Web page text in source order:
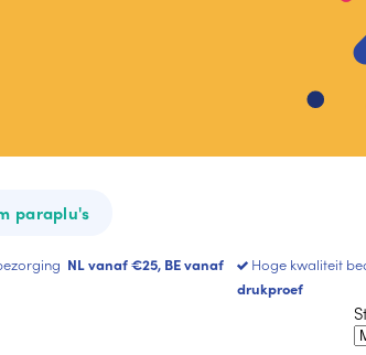
paraplu's
NL vanaf €25, BE vanaf
Hoge kwaliteit
drukproef